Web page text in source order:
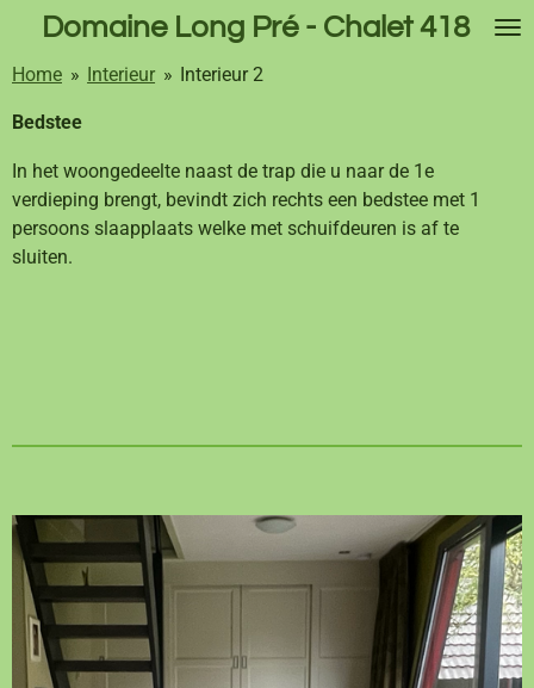
naar
de
Domaine Long Pré - Chalet 418
Home » Interieur » Interieur 2
Bedstee
In het woongedeelte naast de trap die u naar de 1e
verdieping brengt, bevindt zich rechts een bedstee met 1
persoons slaapplaats welke met schuifdeuren is af te
sluiten.